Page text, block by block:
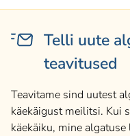
Telli uute
teavitused
Teavitame sind uutest
käekäigust meilitsi. Kui
käekäiku, mine